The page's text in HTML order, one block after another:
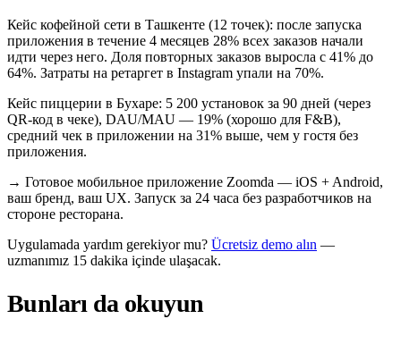
Кейс кофейной сети в Ташкенте (12 точек): после запуска
приложения в течение 4 месяцев 28% всех заказов начали
идти через него. Доля повторных заказов выросла с 41% до
64%. Затраты на ретаргет в Instagram упали на 70%.
Кейс пиццерии в Бухаре: 5 200 установок за 90 дней (через
QR-код в чеке), DAU/MAU — 19% (хорошо для F&B),
средний чек в приложении на 31% выше, чем у гостя без
приложения.
→ Готовое мобильное приложение Zoomda — iOS + Android,
ваш бренд, ваш UX. Запуск за 24 часа без разработчиков на
стороне ресторана.
Uygulamada yardım gerekiyor mu? Ücretsiz demo alın —
uzmanımız 15 dakika içinde ulaşacak.
Bunları da okuyun